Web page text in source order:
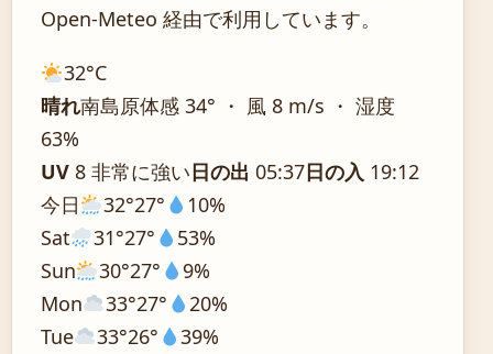
Open-Meteo 経由で利用しています。
32°C
晴れ南島原体感 34° ・ 風 8 m/s ・ 湿度
63%
UV 8 非常に強い日の出 05:37日の入 19:12
今日
32°27°
10%
Sat
31°27°
53%
Sun
30°27°
9%
Mon
33°27°
20%
Tue
33°26°
39%